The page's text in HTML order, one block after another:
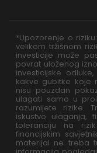
*Upozorenje o
velikom tržišnom
investicije može
povrat uloženog
investicijske
kakve gubitke koje
nisu pouzdan
ulagati samo u
razumijete rizike.
iskustvo ulaganja,
toleranciju na
financijskim
materijal ne treba